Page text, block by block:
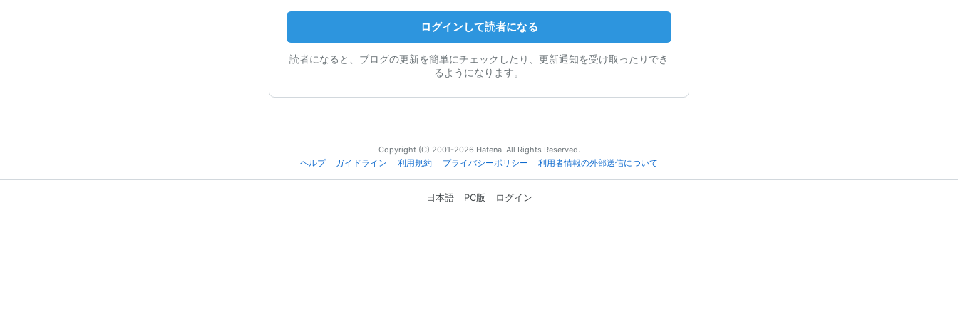
ログインして読者になる
読者になると、ブログの更新を簡単にチェックしたり、更新通知を受け取ったりでき
るようになります。
Copyright (C) 2001-2026 Hatena. All Rights Reserved.
ヘルプ
ガイドライン 利用規約 プライバシーポリシー 利用者情報の外部送信について
日本語 PC版 ログイン